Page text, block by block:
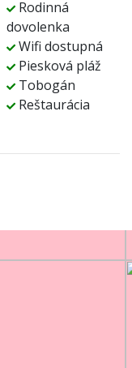
Rodinná
dovolenka
Wifi dostupná
Piesková pláž
Tobogán
Reštaurácia